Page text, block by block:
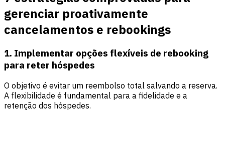
gerenciar proativamente
cancelamentos e rebookings
1. Implementar opções flexíveis de rebooking
para reter hóspedes
O objetivo é evitar um reembolso total salvando a reserva.
A flexibilidade é fundamental para a fidelidade e a
retenção dos hóspedes.